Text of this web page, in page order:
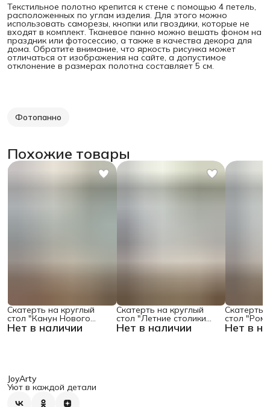
Текстильное полотно крепится к стене с помощью 4 петель,
расположенных по углам изделия. Для этого можно
использовать саморезы, кнопки или гвоздики, которые не
входят в комплект. Тканевое панно можно вешать фоном на
праздник или фотосессию, а также в качества декора для
дома. Обратите внимание, что яркость рисунка может
отличаться от изображения на сайте, а допустимое
отклонение в размерах полотна составляет 5 см.
Фотопанно
Похожие товары
Нет в наличии
Скатерть на круглый
стол "Канун Нового
Года", 150х150 , серия Нет в наличии
Скатерть на круглый
стол "Летние столики
кафе", 150х150 Нет в
Скатерть
стол
поляне",
JoyArty
Уют в каждой детали